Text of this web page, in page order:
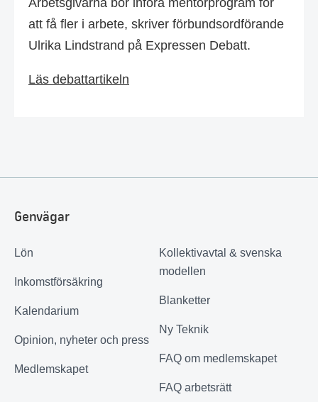
Arbetsgivarna bör införa mentorprogram för
att få fler i arbete, skriver förbundsordförande
Ulrika Lindstrand på Expressen Debatt.
Läs debattartikeln
Genvägar
Lön
Inkomstförsäkring
Kalendarium
Opinion, nyheter och press
Medlemskapet
Kollektivavtal & svenska
modellen
Blanketter
Ny Teknik
FAQ om medlemskapet
FAQ arbetsrätt